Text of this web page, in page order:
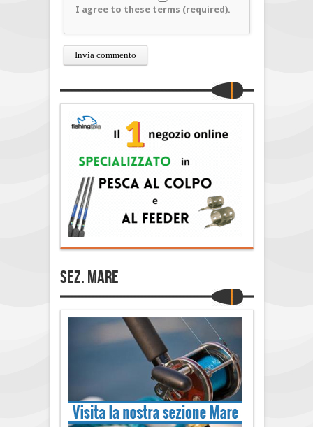
I agree to these terms (required).
Sez. Mare